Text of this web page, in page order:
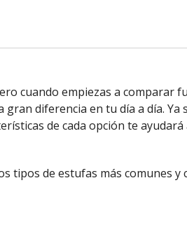
cuando empiezas a comparar
diferencia en tu día a día.
de cada opción te
tipos de estufas más comunes